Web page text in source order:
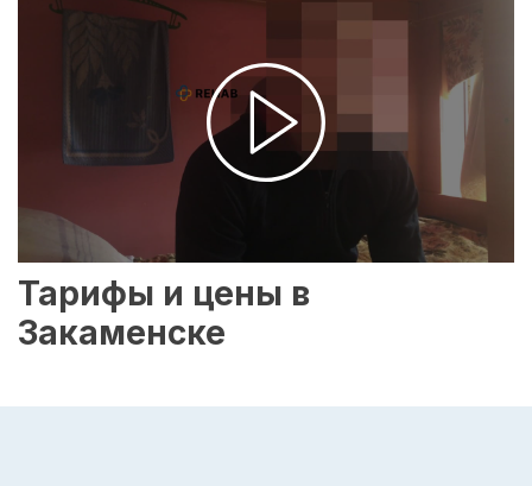
Тарифы и цены в
Закаменске